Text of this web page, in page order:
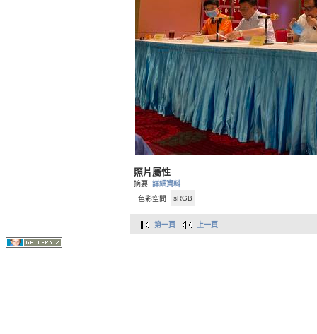
照片屬性
摘要 詳細資料
色彩空間
sRGB
第一頁 上一頁